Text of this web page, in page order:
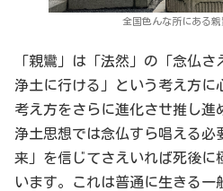
全国色んな所にある
「親鸞」は「法然」の「念仏
浄土に行ける」という考え方に
考え方をさらに進化させ推し進
浄土思想では念仏すら唱える必
来」を信じてさえいれば死後に
います。これは普通に生きる一